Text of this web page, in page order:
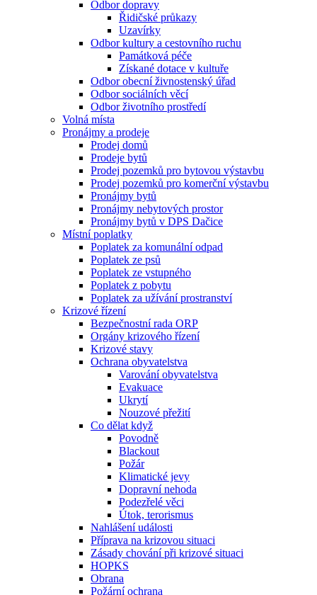
Odbor dopravy
Řidičské průkazy
Uzavírky
Odbor kultury a cestovního ruchu
Památková péče
Získané dotace v kultuře
Odbor obecní živnostenský úřad
Odbor sociálních věcí
Odbor životního prostředí
Volná místa
Pronájmy a prodeje
Prodej domů
Prodeje bytů
Prodej pozemků pro bytovou výstavbu
Prodej pozemků pro komerční výstavbu
Pronájmy bytů
Pronájmy nebytových prostor
Pronájmy bytů v DPS Dačice
Místní poplatky
Poplatek za komunální odpad
Poplatek ze psů
Poplatek ze vstupného
Poplatek z pobytu
Poplatek za užívání prostranství
Krizové řízení
Bezpečnostní rada ORP
Orgány krizového řízení
Krizové stavy
Ochrana obyvatelstva
Varování obyvatelstva
Evakuace
Ukrytí
Nouzové přežití
Co dělat když
Povodně
Blackout
Požár
Klimatické jevy
Dopravní nehoda
Podezřelé věci
Útok, terorismus
Nahlášení události
Příprava na krizovou situaci
Zásady chování při krizové situaci
HOPKS
Obrana
Požární ochrana